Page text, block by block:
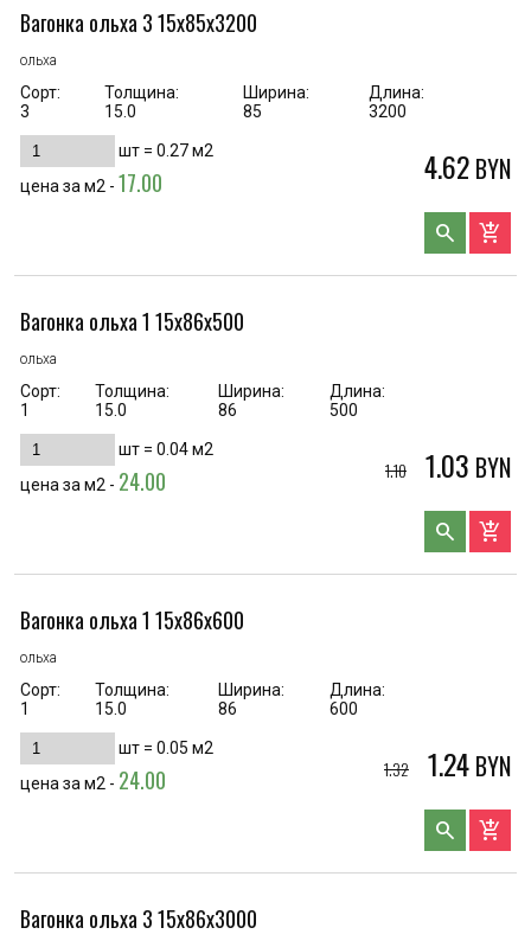
Вагонка ольха 3 15х85х3200
ольха
Сорт:
3
Толщина:
15.0
Ширина:
85
Длина:
3200
шт = 0.27м2
цена за м2 - 17.00 4.62 BYN
search add_shopping_cart
Вагонка ольха 1 15х86х500
ольха
Сорт:
1
Толщина:
15.0
Ширина:
86
Длина:
500
шт = 0.04м2
цена за м2 - 24.00 1.10 1.03 BYN
search add_shopping_cart
Вагонка ольха 1 15х86х600
ольха
Сорт:
1
Толщина:
15.0
Ширина:
86
Длина:
600
шт = 0.05 м2
цена за м2 - 24.00 1.32 1.24 BYN
search add_shopping_cart
Вагонка ольха 3 15х86х3000